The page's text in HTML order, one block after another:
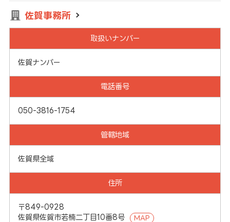
佐賀事務所
取扱いナンバー
佐賀ナンバー
電話番号
050-3816-1754
管轄地域
佐賀県全域
住所
〒849-0928
佐賀県佐賀市若楠二丁目10番8号
MAP